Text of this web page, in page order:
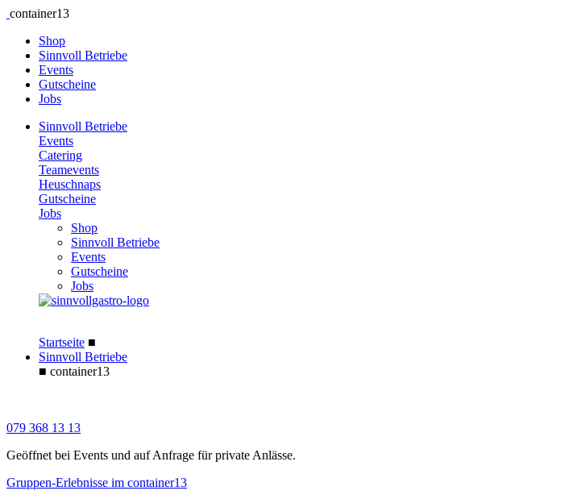
container13
Shop
Sinnvoll Betriebe
Events
Gutscheine
Jobs
Sinnvoll Betriebe
Events
Catering
Teamevents
Heuschnaps
Gutscheine
Jobs
Shop
Sinnvoll Betriebe
Events
Gutscheine
Jobs
Startseite ■
Sinnvoll Betriebe
■ container13
079 368 13 13
Geöffnet bei Events und auf Anfrage für private Anlässe.
Gruppen-Erlebnisse im container13